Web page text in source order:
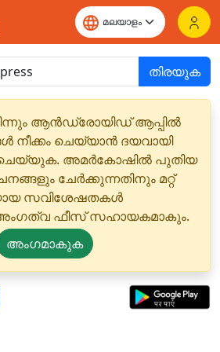
തിരയുക
ആൻഡ്രോയിഡ് ആപ്പിൽ
നീക്കം ചെയ്യാൻ ദയവായി
അമർകോഷിൽ പുതിയ
ചേർക്കുന്നതിനും മറ്റ്
സവിശേഷതകൾ
അംഗത്വ ഫീസ് സഹായകമാകും.
അംഗമാകുക